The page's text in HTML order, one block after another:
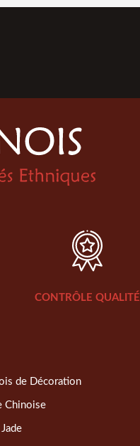
CONTRÔLE QUALITÉ
de Décoration
Chinoise